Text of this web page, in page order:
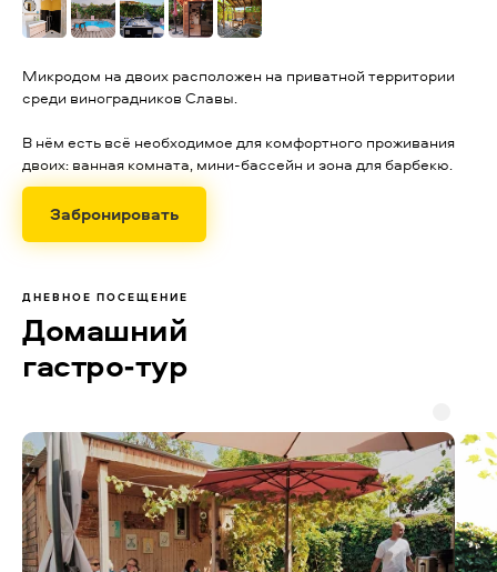
Микродом на двоих расположен на приватной территории
среди виноградников Славы.
В нём есть всё необходимое для комфортного проживания
двоих: ванная комната, мини-бассейн и зона для барбекю.
Забронировать
Домашний
гастро-тур
ДНЕВНОЕ ПОСЕЩЕНИЕ